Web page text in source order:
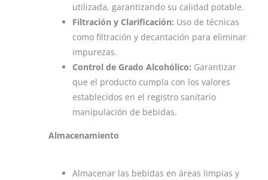
utilizada, garantizando su calidad potable.
Filtración y Clarificación: Uso de técnicas
como filtración y decantación para eliminar
impurezas.
Control de Grado Alcohólico: Garantizar
que el producto cumpla con los valores
establecidos en el registro sanitario​
manipulación de bebidas.
Almacenamiento
Almacenar las bebidas en áreas limpias y